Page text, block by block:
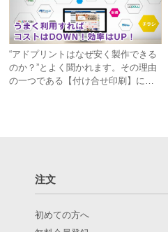
“アドプリントはなぜ安く製作できる
のか？”とよく聞かれます。その理由
の一つである【付け合せ印刷】につ
注文
初めての方へ